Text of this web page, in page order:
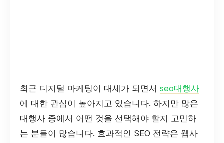
최근 디지털 마케팅이 대세가 되면서 seo대행사
에 대한 관심이 높아지고 있습니다. 하지만 많은
대행사 중에서 어떤 것을 선택해야 할지 고민하
는 분들이 많습니다. 효과적인 SEO 전략은 웹사